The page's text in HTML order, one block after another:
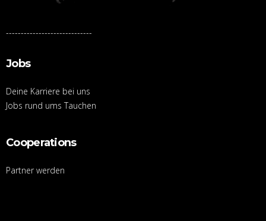
-----------------------------
Jobs
Deine Karriere bei uns
Jobs rund ums Tauchen
Cooperations
Partner werden